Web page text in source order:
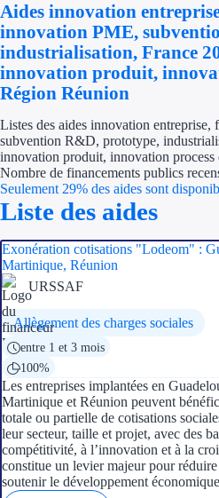
Aides innovation
innovation PME,
industrialisation, France
innovation produit,
Région Réunion
Listes des aides innovation
subvention R&D, prototype,
innovation produit, innovation process
Nombre de financements publics
Seulement 29% des aides sont
Liste des aides
Exonération cotisations "Lodeom" :
Martinique, Réunion
URSSAF
Allègement des charges sociales
entre 1 et 3 mois
100%
Les entreprises implantées en
Martinique et Réunion peuvent
totale ou partielle de cotisations
leur secteur, taille et projet, avec des
compétitivité, à l’innovation et à la
constitue un levier majeur pour
soutenir le développement